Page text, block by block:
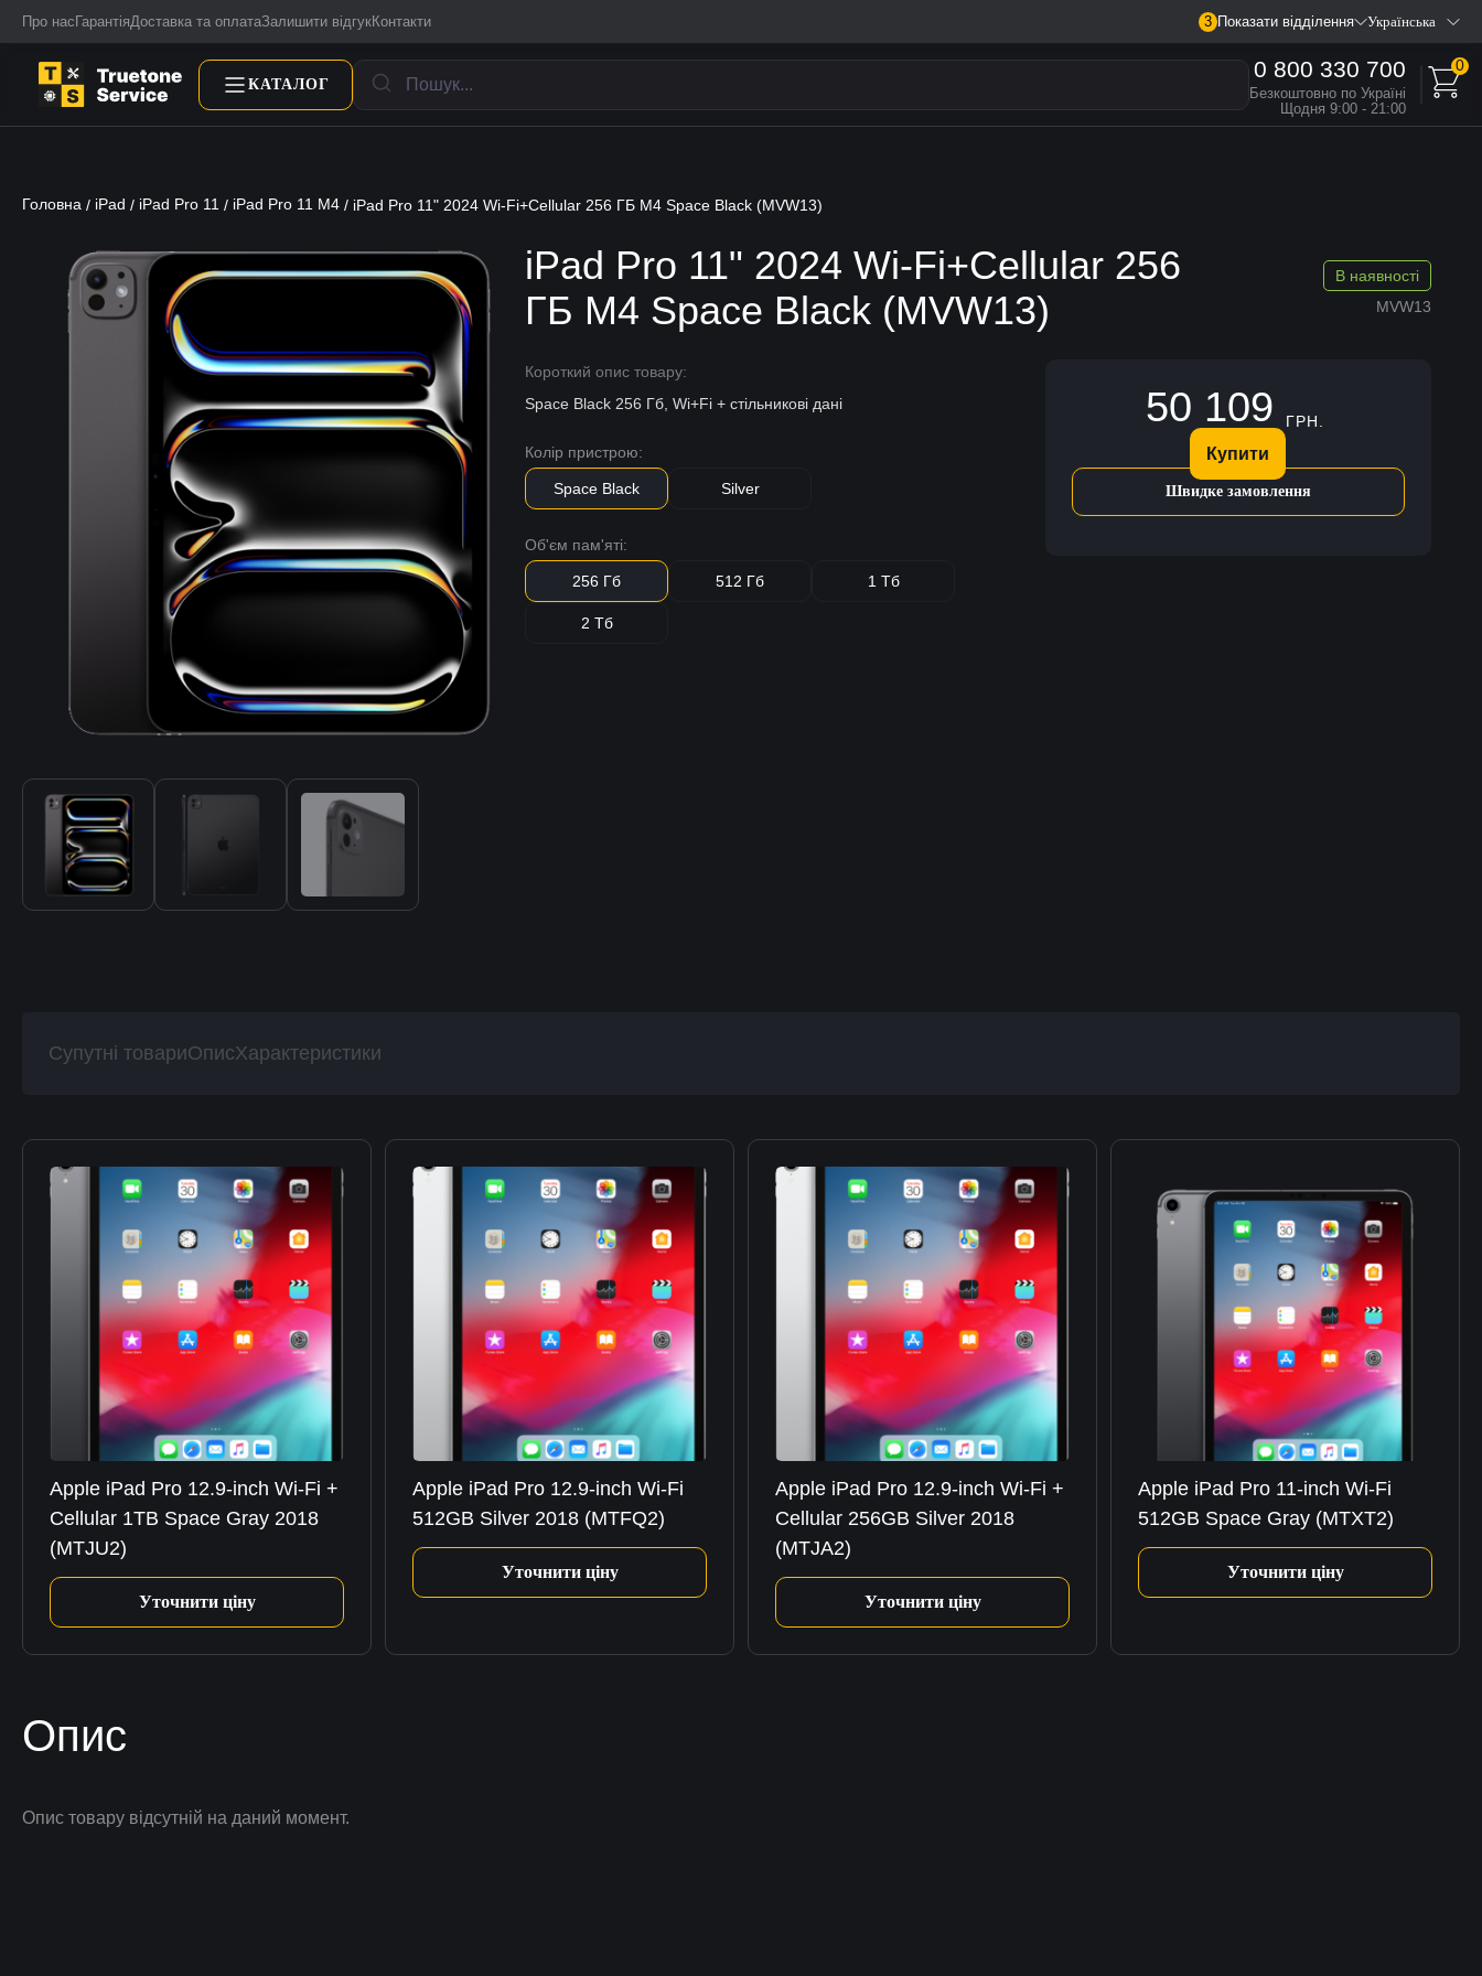
Про нас ГарантіяДоставка та оплатаЗалишити відгукКонтакти 3 Показати відділення Українська
КАТАЛОГ
0 800 330 700
Безкоштовно по Україні
Щодня 9:00 - 21:00
0
Головна / iPad / iPad Pro 11 / iPad Pro 11 M4 / iPad Pro 11" 2024 Wi-Fi+Cellular 256 ГБ M4 Space Black (MVW13)
iPad Pro 11" 2024 Wi-Fi+Cellular 256
ГБ M4 Space Black (MVW13)
MVW13
В наявності
Короткий опис товару:
Space Black 256 Гб, Wi+Fi + стільникові дані
Колір пристрою:
Space Black Silver
Об'єм пам'яті:
256 Гб 512 Гб 1 Тб
2 Тб
50 109 ГРН.
Купити
Швидке замовлення
Супутні товариОписХарактеристики
Apple iPad Pro 12.9-inch Wi-Fi +
Cellular 1TB Space Gray 2018
(MTJU2)
Уточнити ціну
Apple iPad Pro 12.9-inch Wi-Fi
512GB Silver 2018 (MTFQ2)
Уточнити ціну
Apple iPad Pro 12.9-inch Wi-Fi +
Cellular 256GB Silver 2018
(MTJA2)
Уточнити ціну
Apple iPad Pro 11-inch Wi-Fi
512GB Space Gray (MTXT2)
Уточнити ціну
Опис
Опис товару відсутній на даний момент.